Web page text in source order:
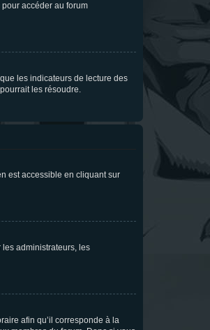
accéder au forum
les indicateurs de lecture des
les résoudre.
est accessible en cliquant sur
les administrateurs, les
afin qu’il corresponde à la